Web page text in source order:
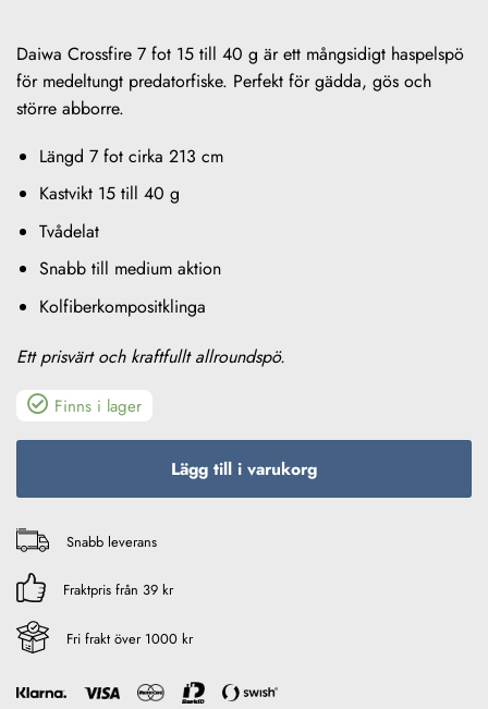
Daiwa Crossfire 7 fot 15 till 40 g är ett mångsidigt haspelspö
för medeltungt predatorfiske. Perfekt för gädda, gös och
större abborre.
Längd 7 fot cirka 213 cm
Kastvikt 15 till 40 g
Tvådelat
Snabb till medium aktion
Kolfiberkompositklinga
Ett prisvärt och kraftfullt allroundspö.
Finns i lager
Lägg till i varukorg
Snabb leverans
Fraktpris från 39 kr
Fri frakt över 1000 kr